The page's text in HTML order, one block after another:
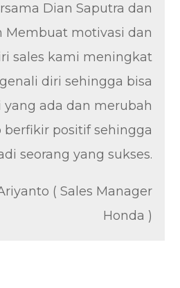
Dian Saputra dan
Membuat motivasi dan
sales kami meningkat
diri sehingga bisa
yang ada dan merubah
berfikir positif sehingga
seorang yang sukses.
( Sales Manager
Honda )